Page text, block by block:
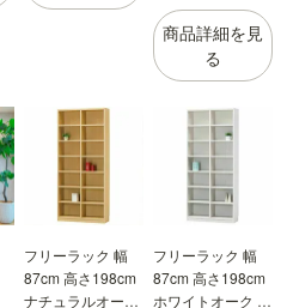
商品詳細を見
る
フリーラック 幅
87cm 高さ198cm
ナチュラルオーク
フリーラック 幅
87cm 高さ198cm
ホワイトオーク 大